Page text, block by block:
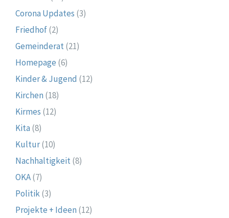
Corona Updates (3)
Friedhof(2)
Gemeinderat(21)
Homepage (6)
Kinder & Jugend (12)
Kirchen (18)
Kirmes (12)
Kita (8)
Kultur(10)
Nachhaltigkeit(8)
OKA(7)
Politik(3)
Projekte + Ideen (12)